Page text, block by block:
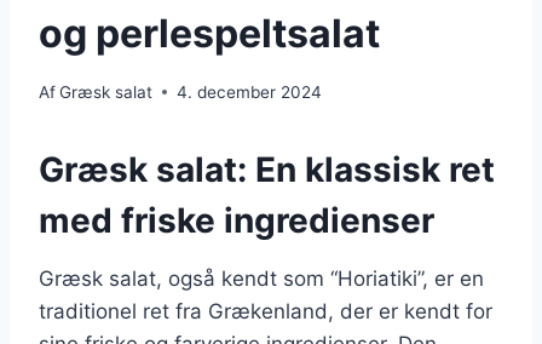
og perlespeltsalat
AfGræsk salat 4. december 2024
Græsk salat: En klassisk ret
med friske ingredienser
Græsk salat, også kendt som “Horiatiki”, er en
traditionel ret fra Grækenland, der er kendt for